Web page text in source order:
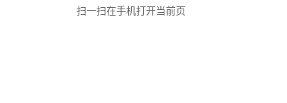
扫一扫在手机打开当前页